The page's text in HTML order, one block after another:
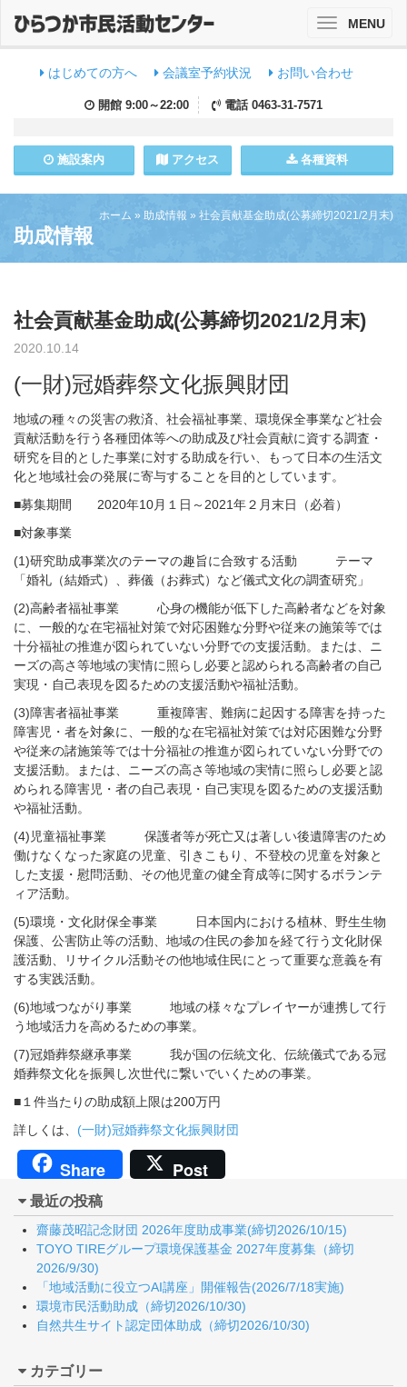
はじめての方へ 会議室予約状況 お問い合わせ
開館 9:00～22:00 電話 0463-31-7571
施設案内 アクセス 各種資料
ToggleMENU
ホーム » 助成情報 » 社会貢献基金助成(公募締切2021/2月末)
助成情報
社会貢献基金助成(公募締切2021/2月末)
2020.10.14
(一財)冠婚葬祭文化振興財団
地域の種々の災害の救済、社会福祉事業、環境保全事業など社会
貢献活動を行う各種団体等への助成及び社会貢献に資する調査・
研究を目的とした事業に対する助成を行い、もって日本の生活文
化と地域社会の発展に寄与することを目的としています。
■募集期間 2020年10月１日～2021年２月末日（必着）
■対象事業
(1)研究助成事業次のテーマの趣旨に合致する活動 テーマ
「婚礼（結婚式）、葬儀（お葬式）など儀式文化の調査研究」
(2)高齢者福祉事業 心身の機能が低下した高齢者などを対象
に、一般的な在宅福祉対策で対応困難な分野や従来の施策等では
十分福祉の推進が図られていない分野での支援活動。または、ニ
ーズの高さ等地域の実情に照らし必要と認められる高齢者の自己
実現・自己表現を図るための支援活動や福祉活動。
(3)障害者福祉事業 重複障害、難病に起因する障害を持った
障害児・者を対象に、一般的な在宅福祉対策では対応困難な分野
や従来の諸施策等では十分福祉の推進が図られていない分野での
支援活動。または、ニーズの高さ等地域の実情に照らし必要と認
められる障害児・者の自己表現・自己実現を図るための支援活動
や福祉活動。
(4)児童福祉事業 保護者等が死亡又は著しい後遺障害のため
働けなくなった家庭の児童、引きこもり、不登校の児童を対象と
した支援・慰問活動、その他児童の健全育成等に関するボランテ
ィア活動。
(5)環境・文化財保全事業 日本国内における植林、野生生物
保護、公害防止等の活動、地域の住民の参加を経て行う文化財保
護活動、リサイクル活動その他地域住民にとって重要な意義を有
する実践活動。
(6)地域つながり事業 地域の様々なプレイヤーが連携して行
う地域活力を高めるための事業。
(7)冠婚葬祭継承事業 我が国の伝統文化、伝統儀式である冠
婚葬祭文化を振興し次世代に繋いでいくための事業。
■１件当たりの助成額上限は200万円
詳しくは、 (一財)冠婚葬祭文化振興財団
Share Post
最近の投稿
齋藤茂昭記念財団 2026年度助成事業(締切2026/10/15)
TOYO TIREグループ環境保護基金 2027年度募集（締切
2026/9/30)
「地域活動に役立つAI講座」開催報告(2026/7/18実施)
環境市民活動助成（締切2026/10/30)
自然共生サイト認定団体助成（締切2026/10/30)
カテゴリー